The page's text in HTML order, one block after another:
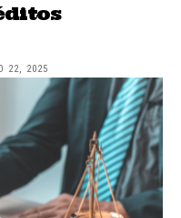
22, 2025